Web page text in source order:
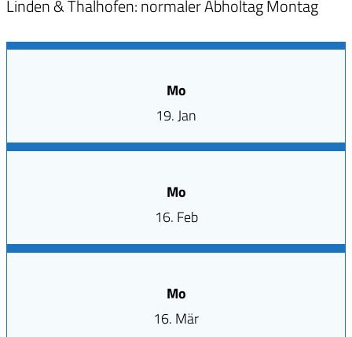
Linden & Thalhofen: normaler Abholtag Montag
Mo
19. Jan
Mo
16. Feb
Mo
16. Mär